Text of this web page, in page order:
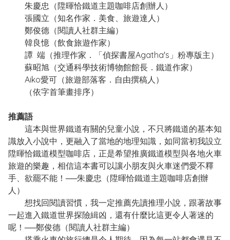
朱慶忠（陞暉恰鐵道主題咖啡店創辦人）
張國立（知名作家．美食、旅遊達人）
鄭俊德（閱讀人社群主編）
韓良憶（飲食旅遊作家）
譚 端（推理作家．「偵探書屋Agatha's」粉專版主）
蘇昭旭（交通科學技術博物館館長．鐵道作家）
Aiko愛可（旅遊部落客．自由撰稿人）
（依字首筆畫排序）
推薦語
這本與世界鐵道有關的兒童小說，不只將鐵道的基本知
識放入小說中，更融入了當地的地理知識，如同當初我設立
陞暉恰鐵道模型咖啡店，正是希望推廣鐵道模型與各地火車
旅遊的樂趣，相信這本書可以讓小朋友與火車迷們愛不釋
手、欲罷不能！──朱慶忠（陞暉恰鐵道主題咖啡店創辦
人）
想找回閱讀習慣，我一定推薦先讀推理小說，跟著故事
一起進入鐵道世界探險緝凶，還有什麼比這更令人著迷的
呢！──鄭俊德（閱讀人社群主編）